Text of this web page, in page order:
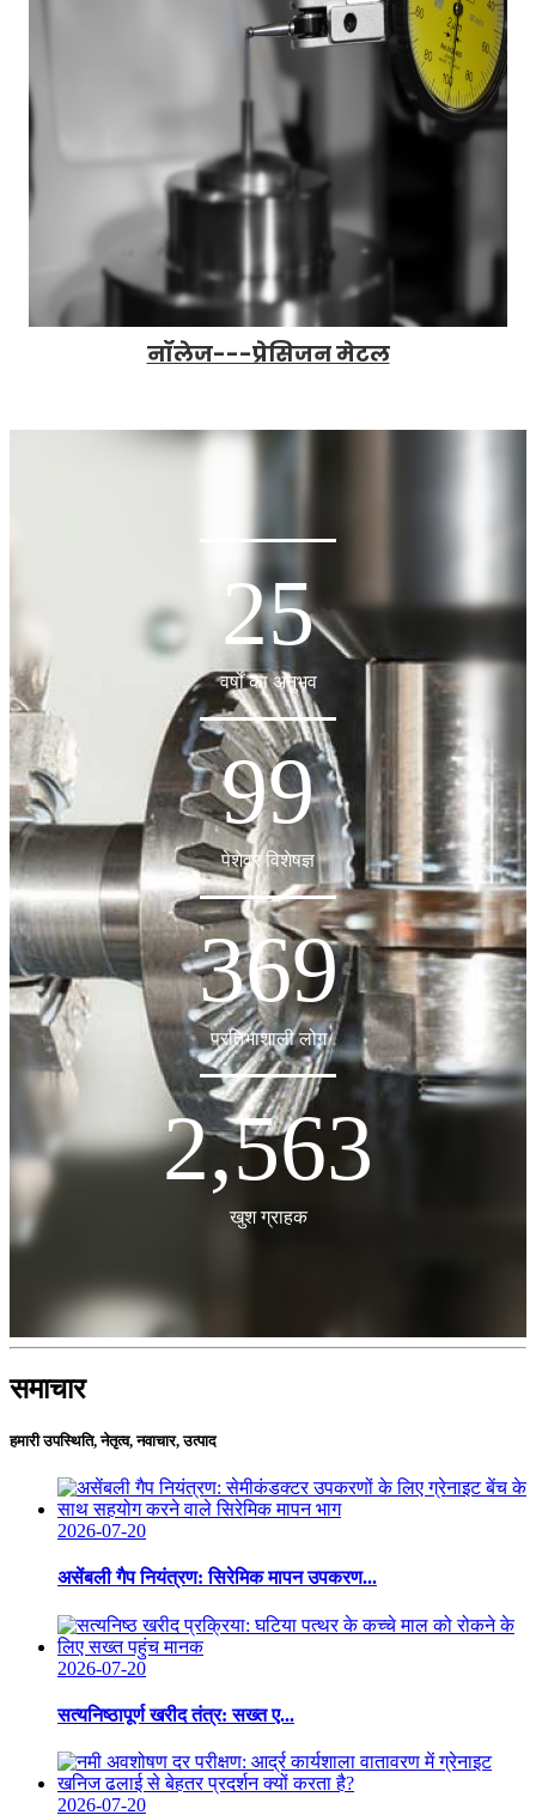
नॉलेज---प्रेसिजन मेटल
25
वर्षों का अनुभव
99
पेशेवर विशेषज्ञ
369
प्रतिभाशाली लोग
2,563
खुश ग्राहक
समाचार
हमारी उपस्थिति, नेतृत्व, नवाचार, उत्पाद
2026-07-20
असेंबली गैप नियंत्रण: सिरेमिक मापन उपकरण...
2026-07-20
सत्यनिष्ठापूर्ण खरीद तंत्र: सख्त ए...
2026-07-20